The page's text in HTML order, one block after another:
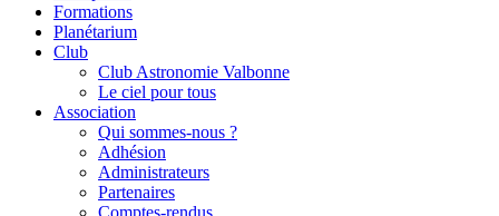
Formations
Planétarium
Club
Club Astronomie Valbonne
Le ciel pour tous
Association
Qui sommes-nous ?
Adhésion
Administrateurs
Partenaires
Comptes-rendus